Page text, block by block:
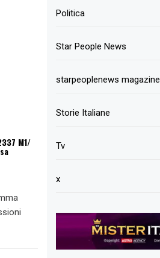
M1/
Politica
Star People News
starpeoplenews magazine
Storie Italiane
Tv
x